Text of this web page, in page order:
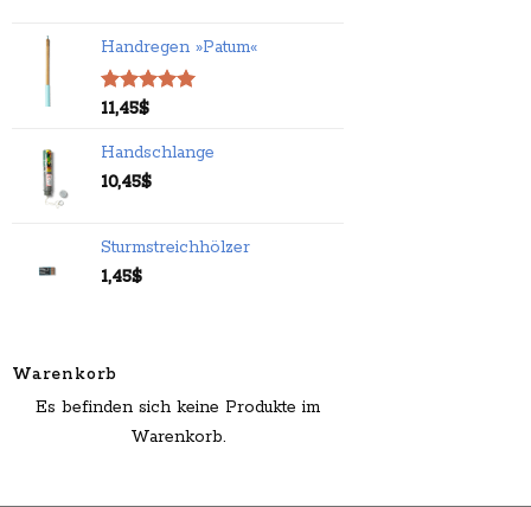
Handregen »Patum«
Bewertet
von 5
11,45$
Handschlange
10,45$
Sturmstreichhölzer
1,45$
Warenkorb
Es befinden sich keine Produkte im
Warenkorb.